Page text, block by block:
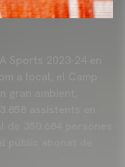
Sports 2023-24 en
a local, el Camp